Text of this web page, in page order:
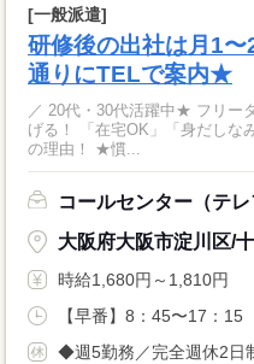
[一般派遣]
研修後の出社は月1
通りにTELで案内★
／ 20代・30代活躍中★ フリー
げる！ 「在宅OK」「身だしなみ
の理由！ ★慣...
コールセンター（テ
大阪府大阪市淀川区/
時給1,680円～1,810円
【早番】8：45〜17：
◆週5勤務／完全週休2日